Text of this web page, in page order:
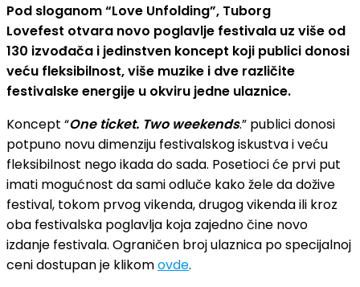
Pod sloganom “Love Unfolding”, Tuborg
Lovefest otvara novo poglavlje festivala uz više od
130 izvođača i jedinstven koncept koji publici donosi
veću fleksibilnost, više muzike i dve različite
festivalske energije u okviru jedne ulaznice.
Koncept “One ticket. Two weekends.” publici donosi
potpuno novu dimenziju festivalskog iskustva i veću
fleksibilnost nego ikada do sada. Posetioci će prvi put
imati mogućnost da sami odluče kako žele da dožive
festival, tokom prvog vikenda, drugog vikenda ili kroz
oba festivalska poglavlja koja zajedno čine novo
izdanje festivala. Ograničen broj ulaznica po specijalnoj
ceni dostupan je klikomovde.